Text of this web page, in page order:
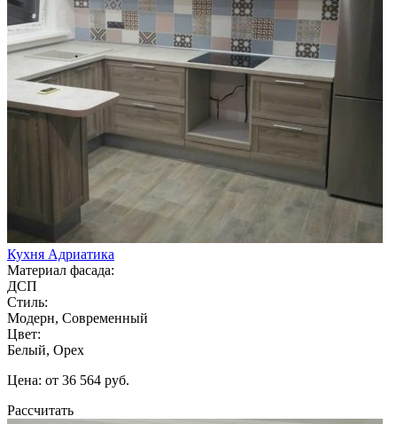
Кухня Адриатика
Материал фасада:
ДСП
Стиль:
Модерн, Современный
Цвет:
Белый, Орех
Цена: от 36 564 руб.
Рассчитать